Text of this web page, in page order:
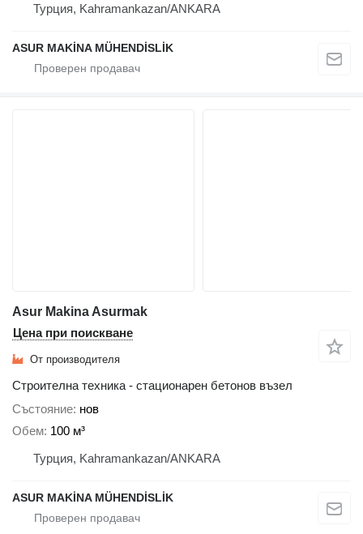
Турция, Kahramankazan/ANKARA
ASUR MAKİNA MÜHENDİSLİK
Asur Makina Asurmak
Цена при поискване
От производителя
Строителна техника - стационарен бетонов възел
Състояние нов
Обем 100 м³
Турция, Kahramankazan/ANKARA
ASUR MAKİNA MÜHENDİSLİK